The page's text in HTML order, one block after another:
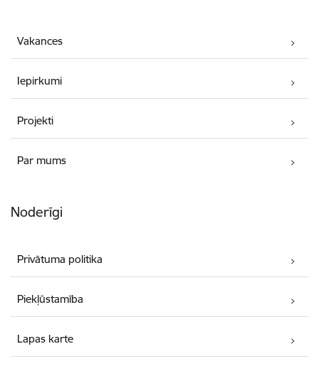
Vakances
Iepirkumi
Projekti
Par mums
Noderīgi
Privātuma politika
Piekļūstamība
Lapas karte